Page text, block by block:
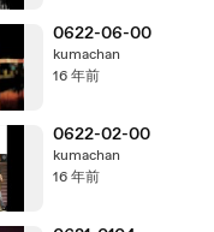
0622-06-00
kumachan
16 年前
0622-02-00
kumachan
16 年前